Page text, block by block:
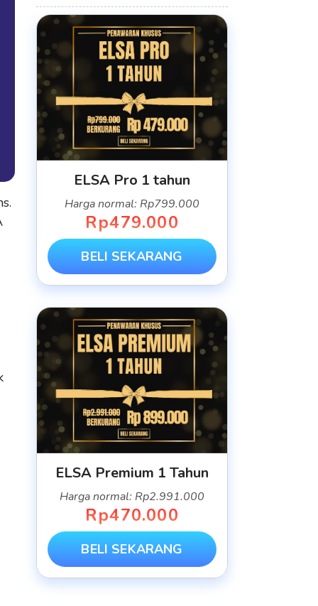
ELSA Pro 1 tahun
Harga normal: Rp799.000
Rp479.000
BELI SEKARANG
ELSA Premium 1 Tahun
Harga normal: Rp2.991.000
Rp470.000
BELI SEKARANG